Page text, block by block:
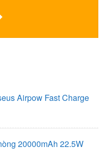
Airpow Fast Charge
20000mAh 22.5W